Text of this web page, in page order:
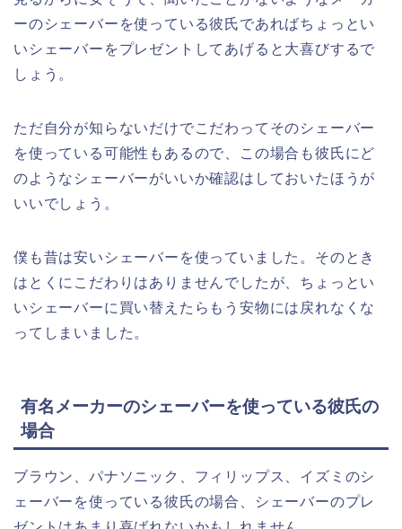
ーのシェーバーを使っている彼氏であればちょっとい
いシェーバーをプレゼントしてあげると大喜びするで
しょう。
ただ自分が知らないだけでこだわってそのシェーバー
を使っている可能性もあるので、この場合も彼氏にど
のようなシェーバーがいいか確認はしておいたほうが
いいでしょう。
僕も昔は安いシェーバーを使っていました。そのとき
はとくにこだわりはありませんでしたが、ちょっとい
いシェーバーに買い替えたらもう安物には戻れなくな
ってしまいました。
有名メーカーのシェーバーを使っている彼氏の
場合
ブラウン、パナソニック、フィリップス、イズミのシ
ェーバーを使っている彼氏の場合、シェーバーのプレ